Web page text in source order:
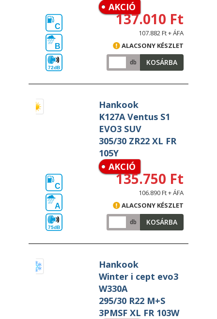
AKCIÓ
C
B
72dB
137.010 Ft
107.882 Ft + ÁFA
ALACSONY KÉSZLET
db KOSÁRBA
Hankook
K127A Ventus S1
EVO3 SUV
305/30 ZR22 XL FR
105Y
AKCIÓ
C
A
75dB
135.750 Ft
106.890 Ft + ÁFA
ALACSONY KÉSZLET
db KOSÁRBA
Hankook
Winter i cept evo3
W330A
295/30 R22 M+S
3PMSF XL FR 103W